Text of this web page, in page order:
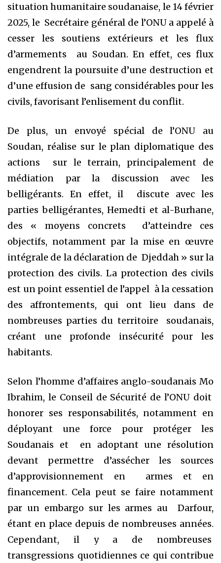
situation humanitaire soudanaise, le 14 février
2025, le Secrétaire général de l’ONU a appelé à
cesser les soutiens extérieurs et les flux
d’armements au Soudan. En effet, ces flux
engendrent la poursuite d’une destruction et
d’une effusion de sang considérables pour les
civils, favorisant l’enlisement du conflit.
De plus, un envoyé spécial de l’ONU au
Soudan, réalise sur le plan diplomatique des
actions sur le terrain, principalement de
médiation par la discussion avec les
belligérants. En effet, il discute avec les
parties belligérantes, Hemedti et al-Burhane,
des « moyens concrets d’atteindre ces
objectifs, notamment par la mise en œuvre
intégrale de la déclaration de Djeddah » sur la
protection des civils. La protection des civils
est un point essentiel de l’appel à la cessation
des affrontements, qui ont lieu dans de
nombreuses parties du territoire soudanais,
créant une profonde insécurité pour les
habitants.
Selon l’homme d’affaires anglo-soudanais Mo
Ibrahim, le Conseil de Sécurité de l’ONU doit
honorer ses responsabilités, notamment en
déployant une force pour protéger les
Soudanais et en adoptant une résolution
devant permettre d’assécher les sources
d’approvisionnement en armes et en
financement. Cela peut se faire notamment
par un embargo sur les armes au Darfour,
étant en place depuis de nombreuses années.
Cependant, il y a de nombreuses
transgressions quotidiennes ce qui contribue